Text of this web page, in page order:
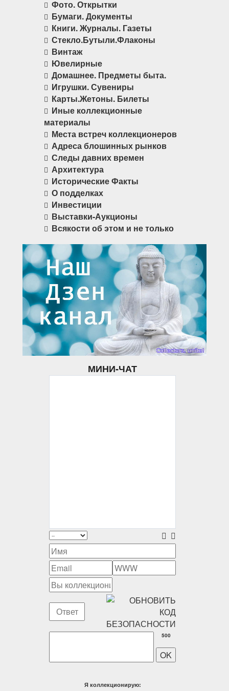
Фото. Открытки
Бумаги. Документы
Книги. Журналы. Газеты
Стекло.Бутыли.Флаконы
Винтаж
Ювелирные
Домашнее. Предметы быта.
Игрушки. Сувениры
Карты.Жетоны. Билеты
Иные коллекционные
материалы
Места встреч коллекционеров
Адреса блошинных рынков
Следы давних времен
Архитектура
Исторические Факты
О подделках
Инвестиции
Выставки-Аукционы
Всякости об этом и не только
МИНИ-ЧАТ
500
Я коллекционирую: